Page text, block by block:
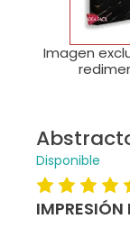
Imagen
Disponible